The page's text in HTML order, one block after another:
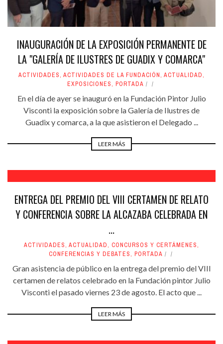
INAUGURACIÓN DE LA EXPOSICIÓN PERMANENTE DE
LA "GALERÍA DE ILUSTRES DE GUADIX Y COMARCA"
ACTIVIDADES, ACTIVIDADES DE LA FUNDACIÓN, ACTUALIDAD,
EXPOSICIONES, PORTADA
En el día de ayer se inauguró en la Fundación Pintor Julio
Visconti la exposición sobre la Galería de Ilustres de
Guadix y comarca, a la que asistieron el Delegado ...
LEER MÁS
ENTREGA DEL PREMIO DEL VIII CERTAMEN DE RELATO
Y CONFERENCIA SOBRE LA ALCAZABA CELEBRADA EN
...
ACTIVIDADES, ACTUALIDAD, CONCURSOS Y CERTÁMENES,
CONFERENCIAS Y DEBATES, PORTADA
Gran asistencia de público en la entrega del premio del VIII
certamen de relatos celebrado en la Fundación pintor Julio
Visconti el pasado viernes 23 de agosto. El acto que ...
LEER MÁS